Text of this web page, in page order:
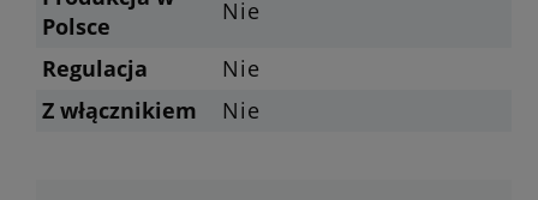
Polsce
Nie
Regulacja
Nie
Z włącznikiem
Nie